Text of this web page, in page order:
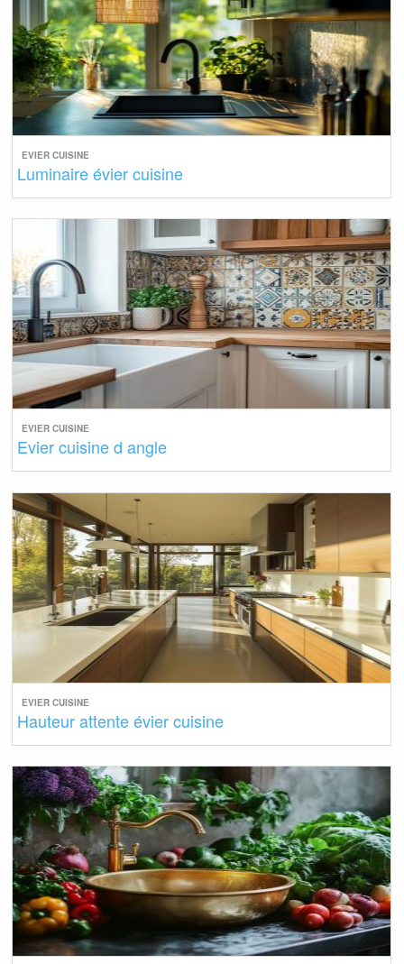
EVIER CUISINE
Luminaire évier cuisine
EVIER CUISINE
Evier cuisine d angle
EVIER CUISINE
Hauteur attente évier cuisine